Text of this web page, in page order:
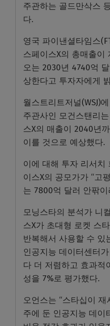
주관하는 골드만삭스
다.
영국 파이낸셜타임스
스페이스X의 총매출이
오는 2030년 4740억
상한다고 투자자에게
월스트리트저널(WSJ)
주관사인 모건스탠리
스X의 매출이 2040년
이를 것으로 예상했다.
이에 대해 투자 리서치
이스X의 공모가가 “고
는 7800억 달러 안팎
모닝스타의 분석가 니
스X가 초대형 로켓 스
반복해서 사용할 수 있
인공지능 데이터센터
다 더 저렴하고 효과적
성을 7%로 평가했다.
오언스는 “스타십이
주에 둔 인공지능 데이